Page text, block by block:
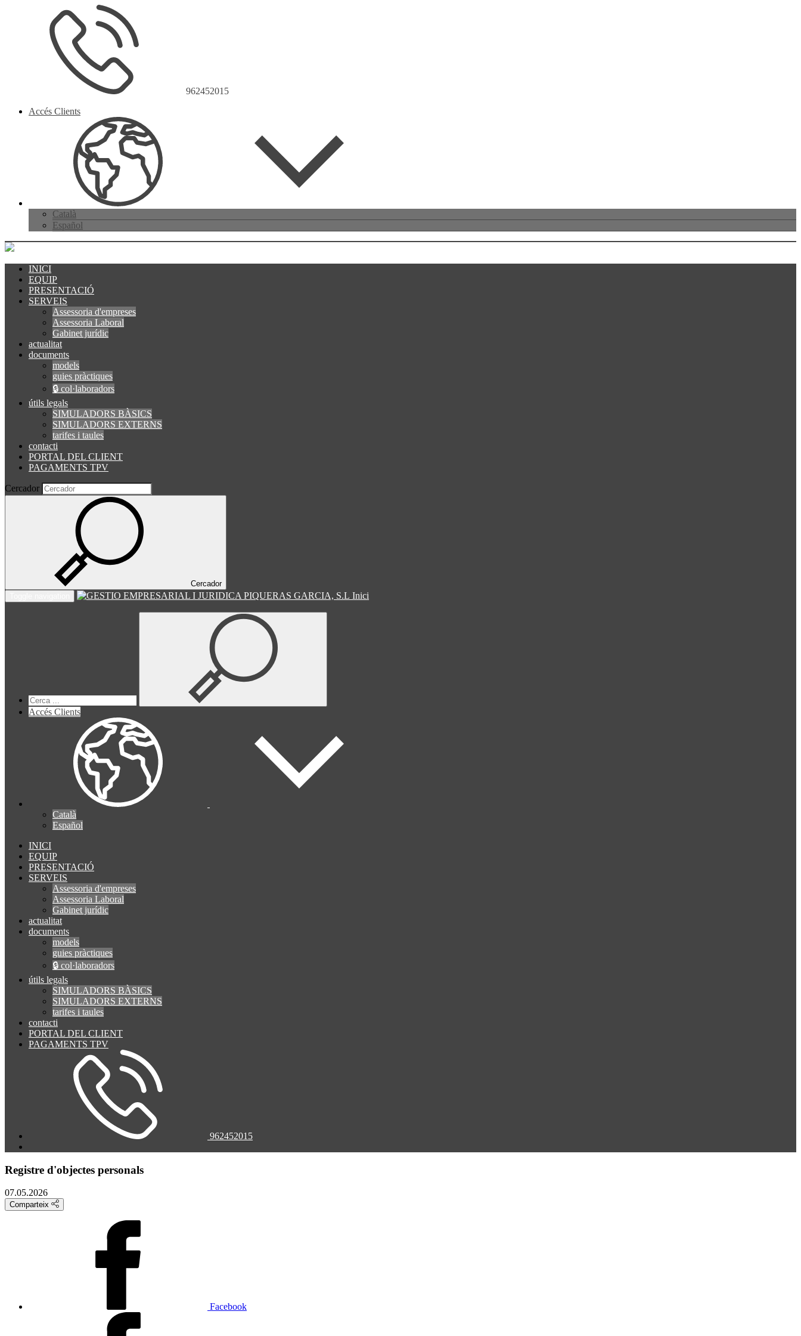
962452015
Accés Clients
Català
Español
INICI
EQUIP
PRESENTACIÓ
SERVEIS
Assessoria d'empreses
Assessoria Laboral
Gabinet jurídic
actualitat
documents
models
guies pràctiques
🔒 col·laboradors
útils legals
SIMULADORS BÀSICS
SIMULADORS EXTERNS
tarifes i taules
contacti
PORTAL DEL CLIENT
PAGAMENTS TPV
Cercador
Cercador
Inici
Accés Clients
Català
Español
INICI
EQUIP
PRESENTACIÓ
SERVEIS
Assessoria d'empreses
Assessoria Laboral
Gabinet jurídic
actualitat
documents
models
guies pràctiques
🔒 col·laboradors
útils legals
SIMULADORS BÀSICS
SIMULADORS EXTERNS
tarifes i taules
contacti
PORTAL DEL CLIENT
PAGAMENTS TPV
962452015
Registre d'objectes personals
07.05.2026
Comparteix
Facebook